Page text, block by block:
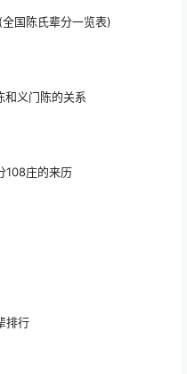
国陈氏辈分一览表)
和义门陈的关系
108庄的来历
排行